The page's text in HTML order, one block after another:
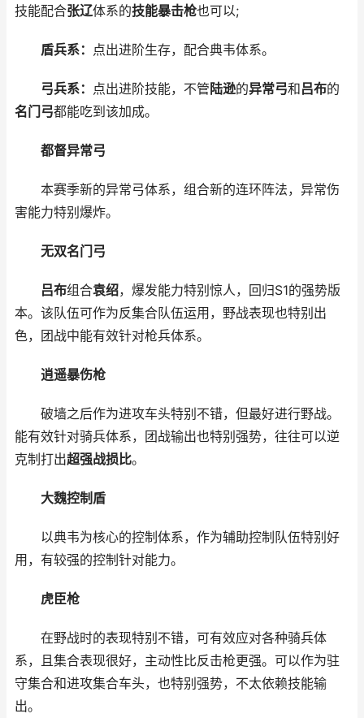
技能配合张辽体系的技能暴击枪也可以;
盾兵系： 点出进阶生存，配合典韦体系。
弓兵系： 点出进阶技能，不管 陆逊的异常弓和吕布的
名门弓都能吃到该加成。
都督异常弓
本赛季新的异常弓体系，组合新的连环阵法，异常伤
害能力特别爆炸。
无双名门弓
吕布组合袁绍，爆发能力特别惊人，回归S1的强势版
本。该队伍可作为反集合队伍运用，野战表现也特别出
色，团战中能有效针对枪兵体系。
逍遥暴伤枪
破墙之后作为进攻车头特别不错，但最好进行野战。
能有效针对骑兵体系，团战输出也特别强势，往往可以逆
克制打出超强战损比。
大魏控制盾
以典韦为核心的控制体系，作为辅助控制队伍特别好
用，有较强的控制针对能力。
虎臣枪
在野战时的表现特别不错，可有效应对各种骑兵体
系，且集合表现很好，主动性比反击枪更强。可以作为驻
守集合和进攻集合车头，也特别强势，不太依赖技能输
出。